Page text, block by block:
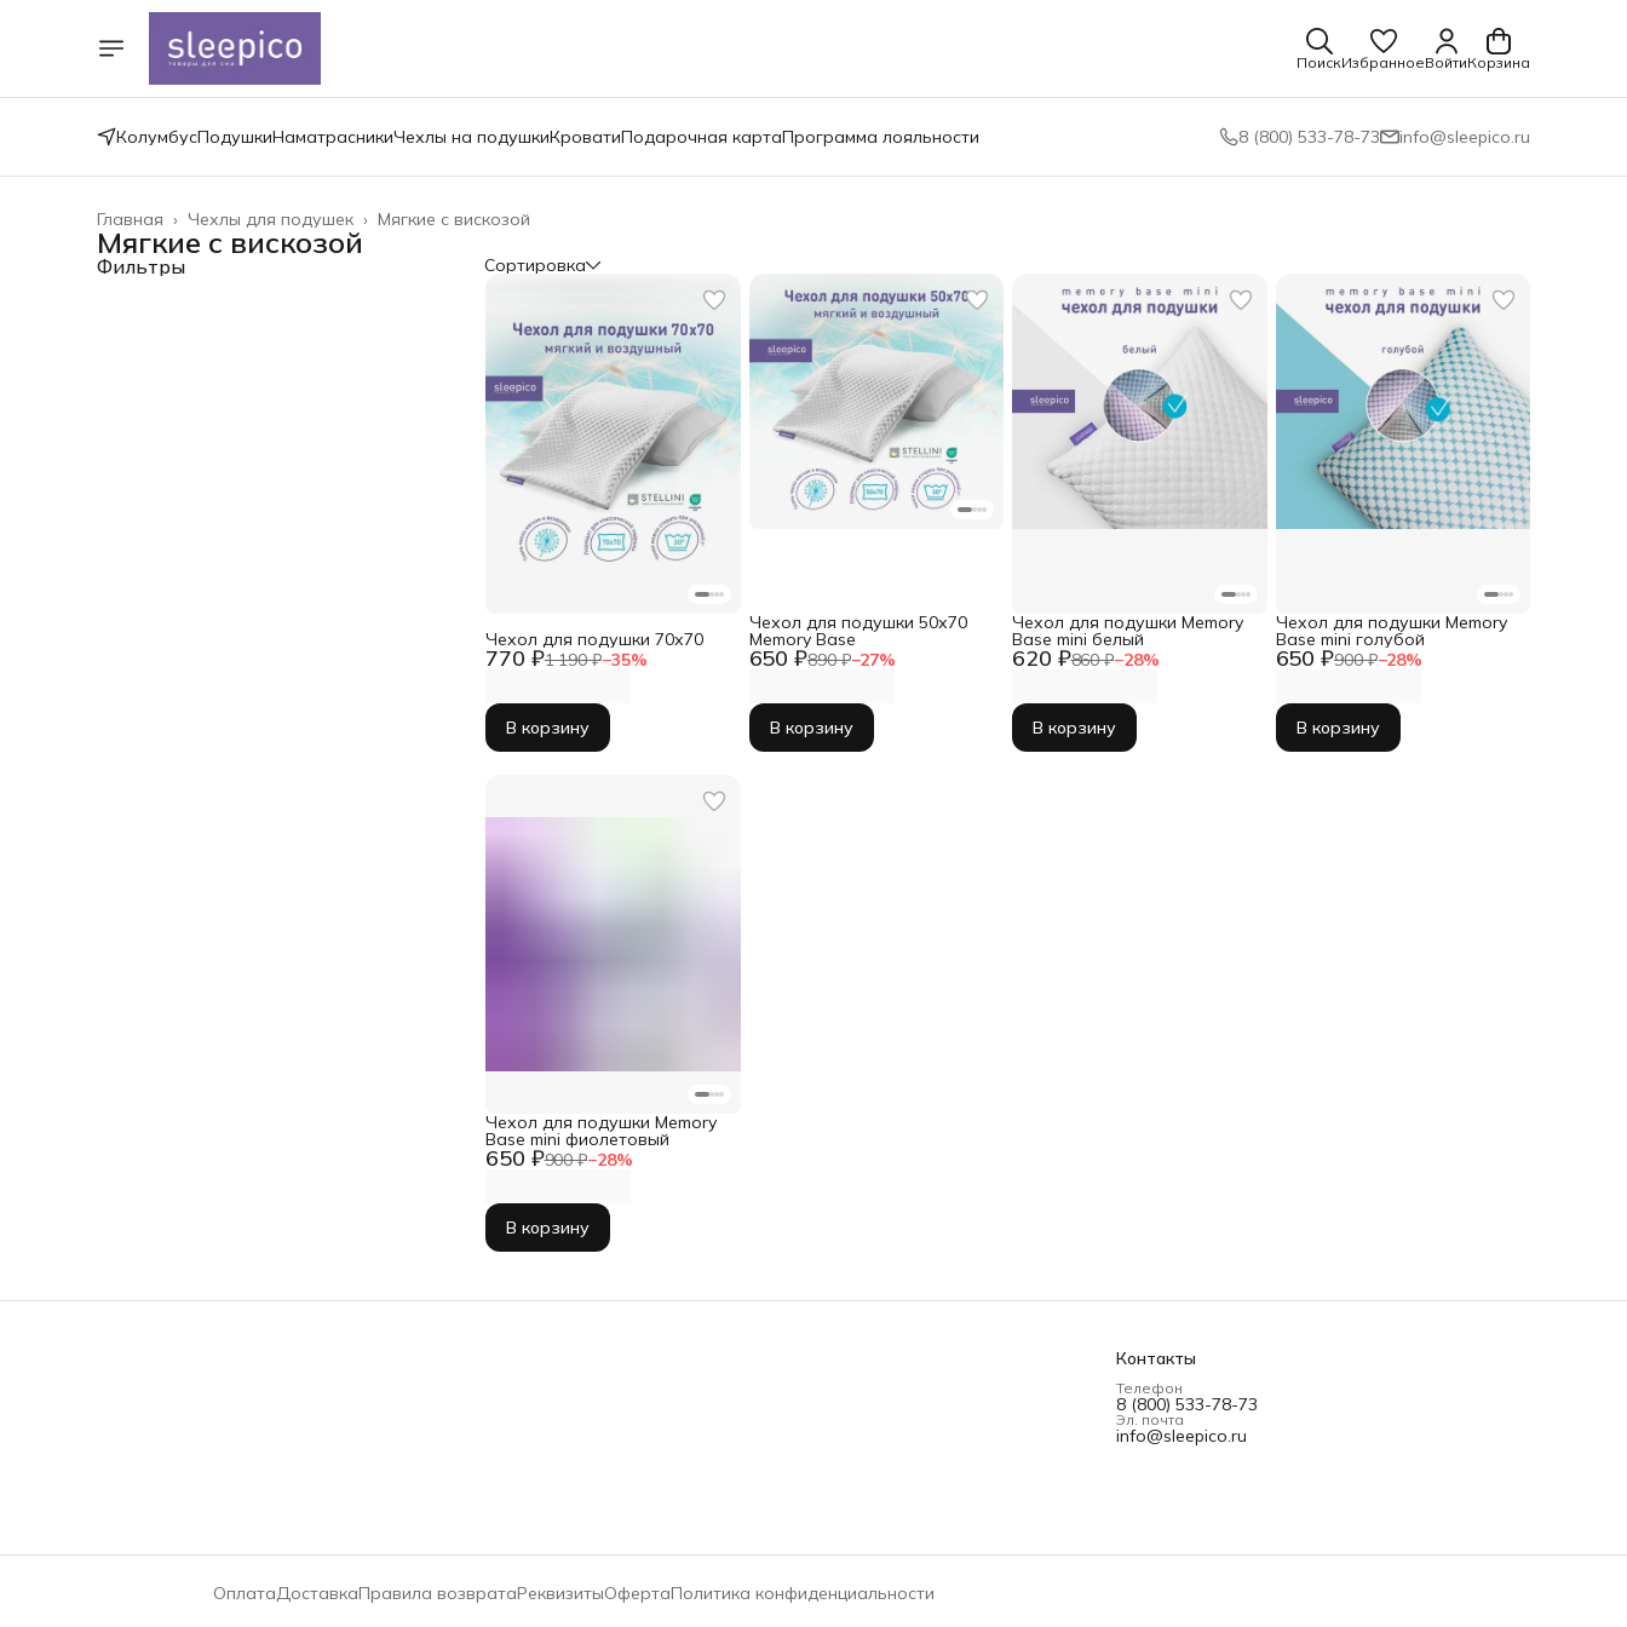
ПоискИзбранноеВойтиКорзина
КолумбусПодушкиНаматрасникиЧехлы на подушкиКроватиПодарочная картаПрограмма лояльности 8 (800) 533-78-73 info@sleepico.ru
Мягкие с вискозой
Чехлы для подушек ›
Главная ›
Мягкие с вискозой
Фильтры Сортировка
770 ₽1 190 ₽−35%
Чехол для подушки 70х70
В корзину
650 ₽890 ₽−27%
Чехол для подушки 50х70
Memory Base
В корзину
620 ₽860 ₽−28%
Чехол для подушки Memory
Base mini белый
В корзину
650 ₽900 ₽−28%
Чехол для подушки Memory
Base mini голубой
В корзину
650 ₽900 ₽−28%
Чехол для подушки Memory
Base mini фиолетовый
В корзину
Контакты
Телефон
8 (800) 533-78-73
Эл. почта
info@sleepico.ru
ОплатаДоставкаПравила возвратаРеквизитыОфертаПолитика конфиденциальности